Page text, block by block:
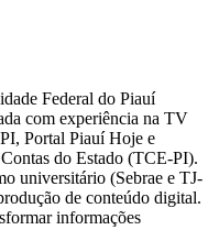
Federal do Piauí
com experiência na TV
Portal Piauí Hoje e
do Estado (TCE-PI).
universitário (Sebrae e TJ-
de conteúdo digital.
informações